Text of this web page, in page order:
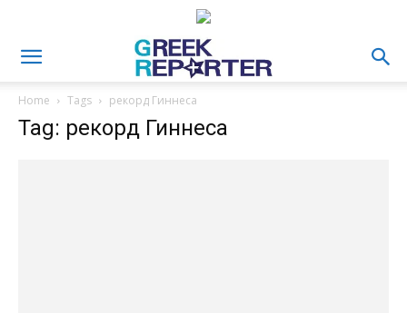
Home Tags рекорд Гиннеса
Tag: рекорд Гиннеса